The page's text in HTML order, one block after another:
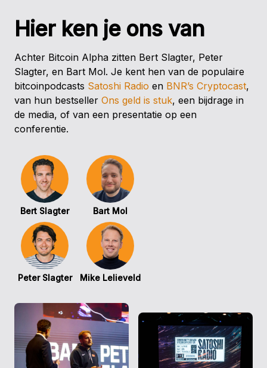
Hier ken je ons van
Achter Bitcoin Alpha zitten Bert Slagter, Peter
Slagter, en Bart Mol. Je kent hen van de populaire
bitcoinpodcasts Satoshi Radio en BNR’s Cryptocast,
van hun bestseller Ons geld is stuk, een bijdrage in
de media, of van een presentatie op een
conferentie.
Bert Slagter Bart Mol
Peter Slagter Mike Lelieveld